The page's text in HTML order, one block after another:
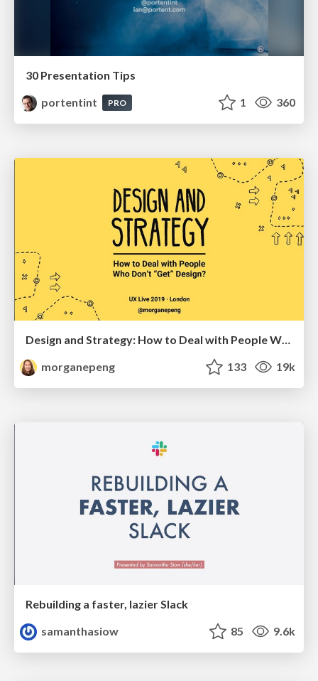
30 Presentation Tips
portentint
PRO 1 360
Design and Strategy: How to Deal with People Who Don’t "Get" Design
morganepeng
133 19k
Rebuilding a faster, lazier Slack
samanthasiow
85 9.6k